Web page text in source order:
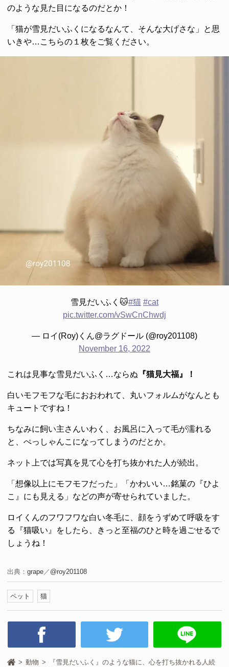
のような見た目になるのだとか！
「猫が雪見だいふくになるなんて、そんな大げさな」と思
いきや…こちらの１枚をご覧ください。
雪見だいふく🐱#猫 #cat
pic.twitter.com/vSwCnChwdj
— ロイ(Roy)くん@ラグドール (@roy201108)
November 16, 2022
これは見事な雪見だいふく…ならぬ 『猫見大福』！
白いモフモフな毛におおわれて、丸いフォルムがなんとも
キュートですね！
ちなみに飼い主さんいわく、お風呂に入って毛が濡れる
と、ぺっしゃんこになってしまうのだとか。
ネット上では写真を見て心を打ち抜かれた人が続出。
「想像以上にモフモフだった」「かわいい…銘菓の『ひよ
こ』にも見える」などの声が寄せられていました。
ロイくんのフワフワな白い冬毛に、顔をうずめて呼吸をす
る『猫吸い』をしたら、きっと至福のひと時を過ごせるで
しょうね！
出典： grape ／ @roy201108
ペット 猫
動物
『雪見だいふく』のような猫に、心を打ち抜かれる人続